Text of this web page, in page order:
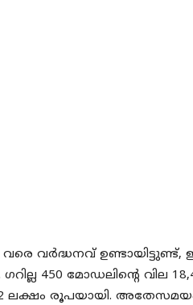
വരെ വർദ്ധനവ്
450 മോഡലിന്റെ വില
ലക്ഷം രൂപയായി.